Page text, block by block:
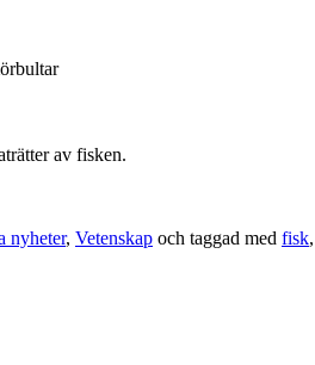
av fisken.
nyheter, Vetenskap och taggad med fisk,